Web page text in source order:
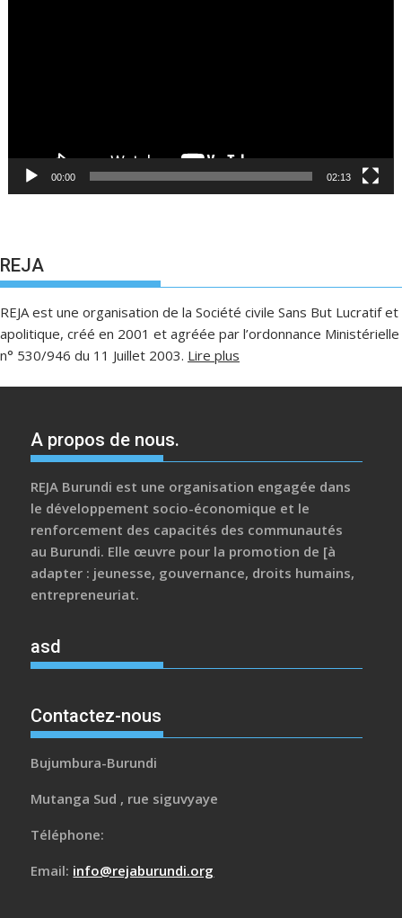
00:00 02:13
REJA
REJA est une organisation de la Société civile Sans But Lucratif et
apolitique, créé en 2001 et agréée par l’ordonnance Ministérielle
n° 530/946 du 11 Juillet 2003. Lire plus
A propos de nous.
REJA Burundi est une organisation engagée dans
le développement socio-économique et le
renforcement des capacités des communautés
au Burundi. Elle œuvre pour la promotion de [à
adapter : jeunesse, gouvernance, droits humains,
entrepreneuriat.
asd
Contactez-nous
Bujumbura-Burundi
Mutanga Sud , rue siguvyaye
Téléphone:
Email: info@rejaburundi.org